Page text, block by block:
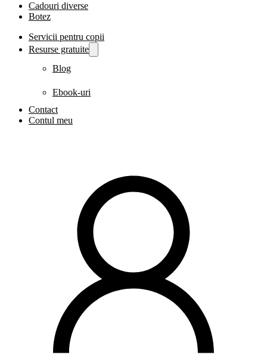
Cadouri diverse
Botez
Servicii pentru copii
Resurse gratuite
Blog
Ebook-uri
Contact
Contul meu